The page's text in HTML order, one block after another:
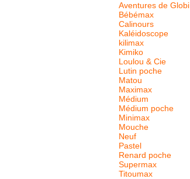
Aventures de Globi
Bébémax
Calinours
Kaléidoscope
kilimax
Kimiko
Loulou & Cie
Lutin poche
Matou
Maximax
Médium
Médium poche
Minimax
Mouche
Neuf
Pastel
Renard poche
Supermax
Titoumax